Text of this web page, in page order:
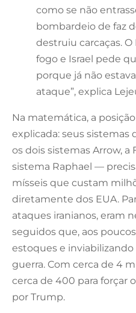
como se não
bombardeio de faz
destruiu carcaças. O
fogo e Israel pede
porque já não
ataque”, explica
Na matemática, a
explicada: seus sistemas
os dois sistemas Arrow, a
sistema Raphael —
mísseis que custam
diretamente dos EUA.
ataques iranianos, eram
seguidos que, aos
estoques e
guerra. Com cerca de 4
cerca de 400 para forçar
por Trump.